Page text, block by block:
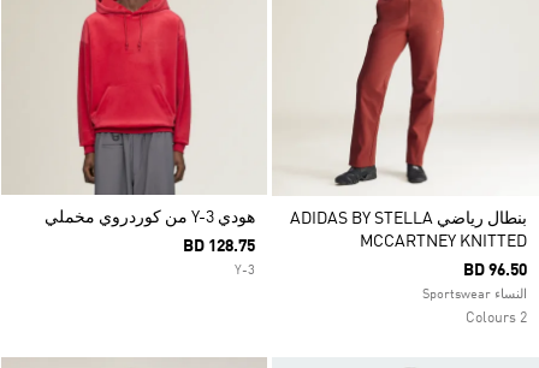
بنطال رياضي ADIDAS BY STELLA
MCCARTNEY KNITTED
BD 96.50
النساء Sportswear
2 Colours
هودي Y-3 من كوردروي مخملي
BD 128.75
Y-3